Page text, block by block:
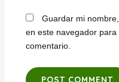
Guardar mi
en este navegador
comentario.